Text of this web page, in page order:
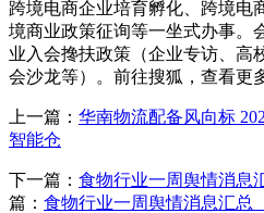
跨境电商企业培育孵化、跨境电
境商业政策征询等一坐式办事。
业入会搀扶政策（企业专访、高
会沙龙等）。前往搜狐，查看更
上一篇： 华南物流配备风向标
智能仓
下一篇： 食物行业一周舆情消息
篇： 食物行业一周舆情消息汇总（